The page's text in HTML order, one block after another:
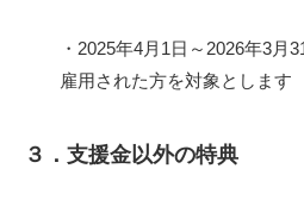
・2025年4月1日～2026年3月
雇用された方を対象とします
３．支援金以外の特典